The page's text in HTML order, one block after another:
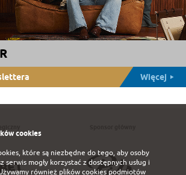
Więcej
cookies
które są niezbędne do tego, aby osoby
serwis mogły korzystać z dostępnych usług i
również plików cookies podmiotów